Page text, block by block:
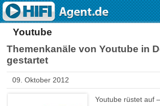
Direkt zum Inhalt
Gutscheine
Video
Youtube
Themenkanäle von Youtube in
gestartet
09. Oktober 2012
Youtube rüstet auf